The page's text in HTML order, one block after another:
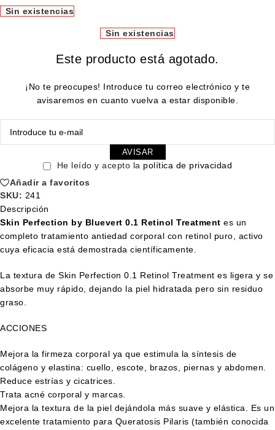
Sin existencias
Sin existencias
Este producto está agotado.
¡No te preocupes! Introduce tu correo electrónico y te
avisaremos en cuanto vuelva a estar disponible.
AVISAR
He leído y acepto la política de privacidad
Añadir a favoritos
SKU: 241
Descripción
Skin Perfection by Bluevert 0.1 Retinol Treatment es un
completo tratamiento antiedad corporal con retinol puro, activo
cuya eficacia está demostrada científicamente.
La textura de Skin Perfection 0.1 Retinol Treatment es ligera y se
absorbe muy rápido, dejando la piel hidratada pero sin residuo
graso.
ACCIONES
Mejora la firmeza corporal ya que estimula la síntesis de
colágeno y elastina: cuello, escote, brazos, piernas y abdomen.
Reduce estrías y cicatrices.
Trata acné corporal y marcas.
Mejora la textura de la piel dejándola más suave y elástica. Es un
excelente tratamiento para Queratosis Pilaris (también conocida